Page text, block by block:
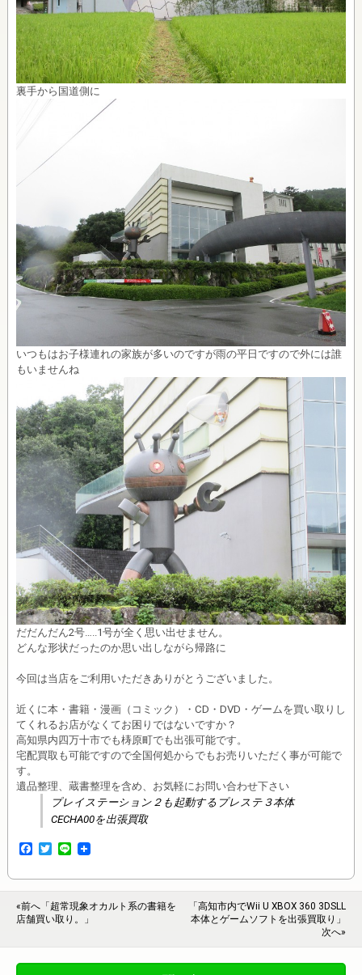
裏手から国道側に
いつもはお子様連れの家族が多いのですが雨の平日ですので外には誰
もいませんね
だだんだん2号…..1号が全く思い出せません。
どんな形状だったのか思い出しながら帰路に
今回は当店をご利用いただきありがとうございました。
近くに本・書籍・漫画（コミック）・CD・DVD・ゲームを買い取りし
てくれるお店がなくてお困りではないですか？
高知県内四万十市でも梼原町でも出張可能です。
宅配買取も可能ですので全国何処からでもお売りいただく事が可能で
す。
遺品整理、蔵書整理を含め、お気軽にお問い合わせ下さい
プレイステーション２も起動するプレステ３本体
CECHA00を出張買取
F
e
o
o
T
t
t
e
r
L
e
«前へ「超常現象オカルト系の書籍を
店舗買い取り。」
「高知市内でWii U XBOX 360 3DSLL
本体とゲームソフトを出張買取り」
次へ»